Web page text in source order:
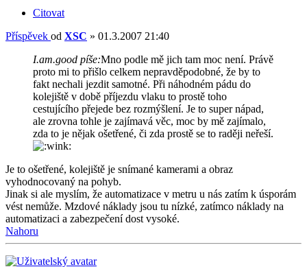
Citovat
Příspěvek od XSC » 01.3.2007 21:40
I.am.good píše:Mno podle mě jich tam moc není. Právě
proto mi to přišlo celkem nepravděpodobné, že by to
fakt nechali jezdit samotné. Při náhodném pádu do
kolejiště v době příjezdu vlaku to prostě toho
cestujícího přejede bez rozmýšlení. Je to super nápad,
ale zrovna tohle je zajímavá věc, moc by mě zajímalo,
zda to je nějak ošetřené, či zda prostě se to raději neřeší.
Je to ošetřené, kolejiště je snímané kamerami a obraz
vyhodnocovaný na pohyb.
Jinak si ale myslím, že automatizace v metru u nás zatím k úsporám
vést nemůže. Mzdové náklady jsou tu nízké, zatímco náklady na
automatizaci a zabezpečení dost vysoké.
Nahoru